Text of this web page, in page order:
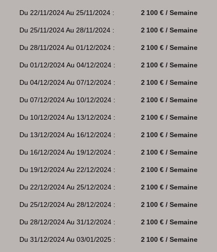
Du 22/11/2024 Au 25/11/2024 : 2 100 € / Semaine
Du 25/11/2024 Au 28/11/2024 : 2 100 € / Semaine
Du 28/11/2024 Au 01/12/2024 : 2 100 € / Semaine
Du 01/12/2024 Au 04/12/2024 : 2 100 € / Semaine
Du 04/12/2024 Au 07/12/2024 : 2 100 € / Semaine
Du 07/12/2024 Au 10/12/2024 : 2 100 € / Semaine
Du 10/12/2024 Au 13/12/2024 : 2 100 € / Semaine
Du 13/12/2024 Au 16/12/2024 : 2 100 € / Semaine
Du 16/12/2024 Au 19/12/2024 : 2 100 € / Semaine
Du 19/12/2024 Au 22/12/2024 : 2 100 € / Semaine
Du 22/12/2024 Au 25/12/2024 : 2 100 € / Semaine
Du 25/12/2024 Au 28/12/2024 : 2 100 € / Semaine
Du 28/12/2024 Au 31/12/2024 : 2 100 € / Semaine
Du 31/12/2024 Au 03/01/2025 : 2 100 € / Semaine